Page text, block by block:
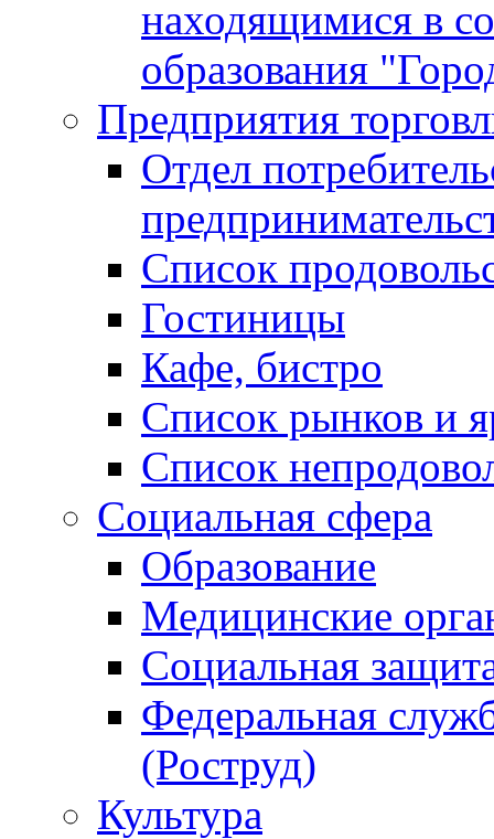
находящимися в
образования
Предприятия
Отдел
Список
Гостиницы
Кафе, бистро
Cписок рынков и
Список
Социальная сфера
Образование
Медицинские
Социальная
Федеральная
(Роструд)
Культура